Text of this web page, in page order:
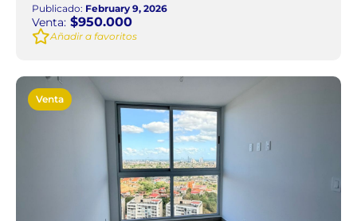
Publicado: February 9, 2026
Venta: $950.000
Añadir a favoritos
Venta